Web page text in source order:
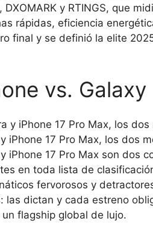
DXOMARK y RTINGS, que
rápidas, eficiencia
final y se definió la elite
vs. Galaxy
iPhone 17 Pro Max, los dos
iPhone 17 Pro Max son dos
en toda lista de
fervorosos y
las dictan y cada estreno
un flagship global de lujo.